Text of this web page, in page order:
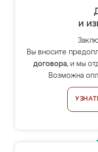
и
Вы вносите
договора, и мы
Возможна